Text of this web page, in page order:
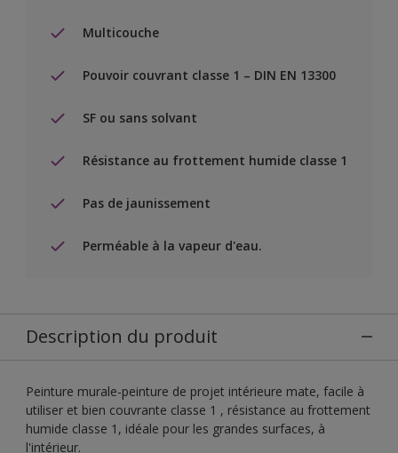
Multicouche
Pouvoir couvrant classe 1 – DIN EN 13300
SF ou sans solvant
Résistance au frottement humide classe 1
Pas de jaunissement
Perméable à la vapeur d'eau.
Description du produit
Peinture murale-peinture de projet intérieure mate, facile à
utiliser et bien couvrante classe 1 , résistance au frottement
humide classe 1, idéale pour les grandes surfaces, à
l'intérieur.